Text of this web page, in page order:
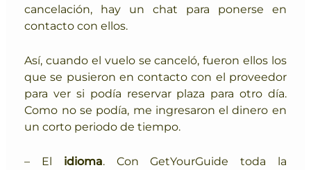
cancelación, hay un chat para ponerse en
contacto con ellos.
Así, cuando el vuelo se canceló, fueron ellos los
que se pusieron en contacto con el proveedor
para ver si podía reservar plaza para otro día.
Como no se podía, me ingresaron el dinero en
un corto periodo de tiempo.
– El idioma. Con GetYourGuide toda la